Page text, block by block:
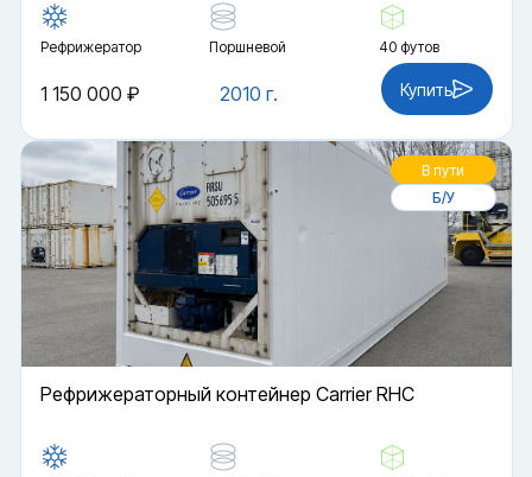
Рефрижератор Поршневой 40 футов
2010 г.
1 150 000 ₽ Купить
В пути
Б/У
Рефрижераторный контейнер Carrier RHC